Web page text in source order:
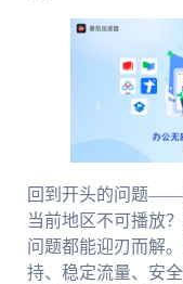
回到开头的问题——
当前地区不可播放
问题都能迎刃而解。
持、稳定流量、安